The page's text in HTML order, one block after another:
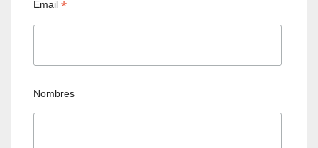
Email*
Nombres